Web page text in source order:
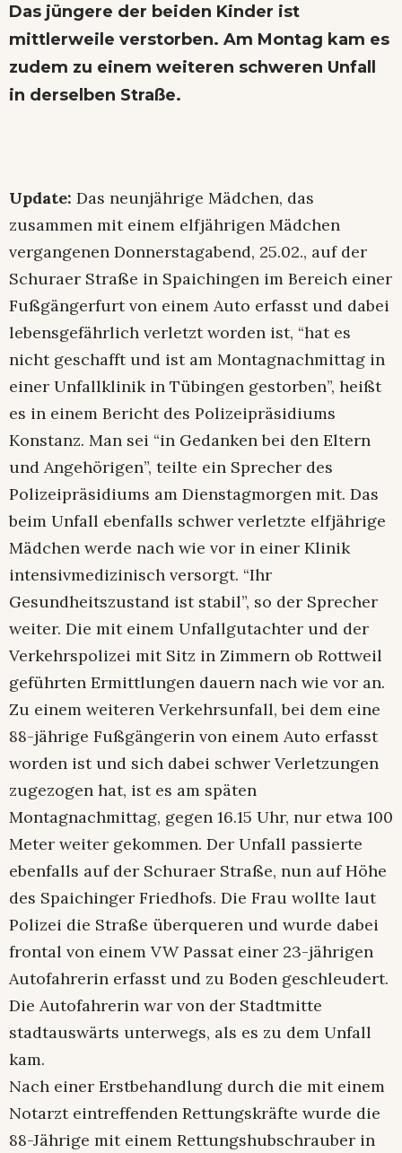
Das jüngere der beiden Kinder ist
mittlerweile verstorben. Am Montag kam es
zudem zu einem weiteren schweren Unfall
in derselben Straße.
Update: Das neunjährige Mädchen, das
zusammen mit einem elfjährigen Mädchen
vergangenen Donnerstagabend, 25.02., auf der
Schuraer Straße in Spaichingen im Bereich einer
Fußgängerfurt von einem Auto erfasst und dabei
lebensgefährlich verletzt worden ist, “hat es
nicht geschafft und ist am Montagnachmittag in
einer Unfallklinik in Tübingen gestorben”, heißt
es in einem Bericht des Polizeipräsidiums
Konstanz. Man sei “in Gedanken bei den Eltern
und Angehörigen”, teilte ein Sprecher des
Polizeipräsidiums am Dienstagmorgen mit. Das
beim Unfall ebenfalls schwer verletzte elfjährige
Mädchen werde nach wie vor in einer Klinik
intensivmedizinisch versorgt. “Ihr
Gesundheitszustand ist stabil”, so der Sprecher
weiter. Die mit einem Unfallgutachter und der
Verkehrspolizei mit Sitz in Zimmern ob Rottweil
geführten Ermittlungen dauern nach wie vor an.
Zu einem weiteren Verkehrsunfall, bei dem eine
88-jährige Fußgängerin von einem Auto erfasst
worden ist und sich dabei schwer Verletzungen
zugezogen hat, ist es am späten
Montagnachmittag, gegen 16.15 Uhr, nur etwa 100
Meter weiter gekommen. Der Unfall passierte
ebenfalls auf der Schuraer Straße, nun auf Höhe
des Spaichinger Friedhofs. Die Frau wollte laut
Polizei die Straße überqueren und wurde dabei
frontal von einem VW Passat einer 23-jährigen
Autofahrerin erfasst und zu Boden geschleudert.
Die Autofahrerin war von der Stadtmitte
stadtauswärts unterwegs, als es zu dem Unfall
kam.
Nach einer Erstbehandlung durch die mit einem
Notarzt eintreffenden Rettungskräfte wurde die
88-Jährige mit einem Rettungshubschrauber in